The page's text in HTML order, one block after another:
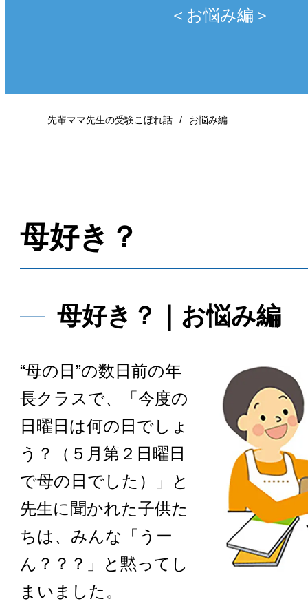
＜お悩み編＞
先輩ママ先生の受験こぼれ話 お悩み編
母好き？
母好き？｜お悩み編
“母の日”の数日前の年
長クラスで、「今度の
日曜日は何の日でしょ
う？（５月第２日曜日
で母の日でした）」と
先生に聞かれた子供た
ちは、みんな「うー
ん？？？」と黙ってし
まいました。